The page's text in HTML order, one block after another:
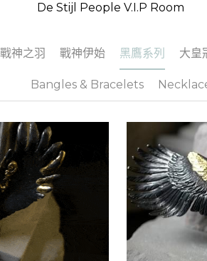
De Stijl People V.I.P Room
De Stijl People V.I.P Room